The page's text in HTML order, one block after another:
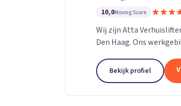
10,0Moving Score
Wij zijn Atta
Den Haag. Ons
Bekijk profiel